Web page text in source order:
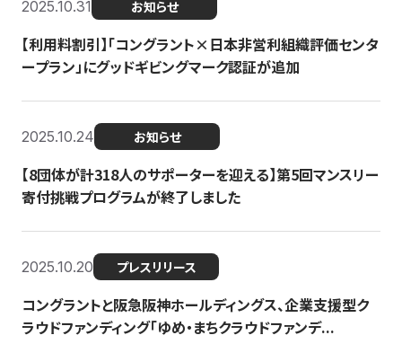
2025.10.31 お知らせ
【利用料割引】「コングラント×日本非営利組織評価センタ
ープラン」にグッドギビングマーク認証が追加
2025.10.24 お知らせ
【8団体が計318人のサポーターを迎える】​​第5回マンスリー
寄付挑戦プログラムが終了しました
2025.10.20 プレスリリース
コングラントと阪急阪神ホールディングス、企業支援型ク
ラウドファンディング「ゆめ・まちクラウドファンデ...